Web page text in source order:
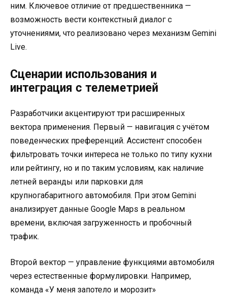
ним. Ключевое отличие от предшественника —
возможность вести контекстный диалог с
уточнениями, что реализовано через механизм Gemini
Live.
Сценарии использования и
интеграция с телеметрией
Разработчики акцентируют три расширенных
вектора применения. Первый — навигация с учётом
поведенческих преференций. Ассистент способен
фильтровать точки интереса не только по типу кухни
или рейтингу, но и по таким условиям, как наличие
летней веранды или парковки для
крупногабаритного автомобиля. При этом Gemini
анализирует данные Google Maps в реальном
времени, включая загруженность и пробочный
трафик.
Второй вектор — управление функциями автомобиля
через естественные формулировки. Например,
команда «У меня запотело и морозит»